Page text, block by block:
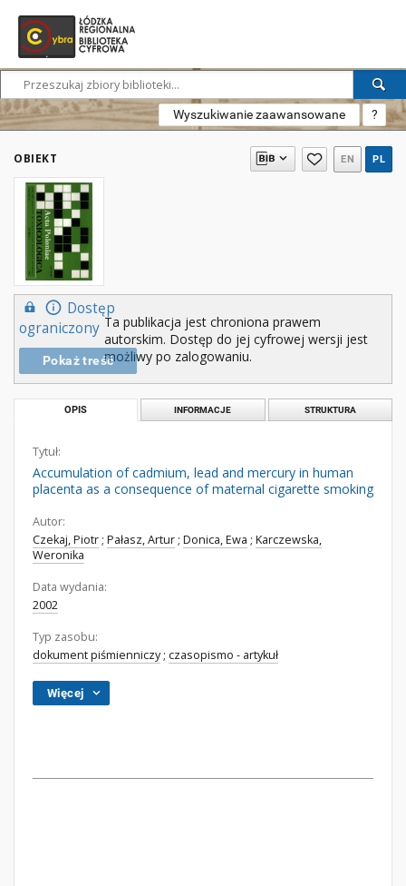
Wyszukiwanie zaawansowane ?
OBIEKT EN PL
Dostęp
ograniczony
Pokaż treść
Ta publikacja jest chroniona prawem
autorskim. Dostęp do jej cyfrowej wersji jest
możliwy po zalogowaniu.
OPIS INFORMACJE STRUKTURA
Tytuł:
Accumulation of cadmium, lead and mercury in human
placenta as a consequence of maternal cigarette smoking
Autor:
Czekaj, Piotr ; Pałasz, Artur ; Donica, Ewa ; Karczewska,
Weronika
Data wydania:
2002
Typ zasobu:
dokument piśmienniczy; czasopismo - artykuł
Więcej